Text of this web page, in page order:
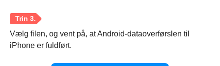
Vælg filen, og vent på, at Android-dataoverførslen til
iPhone er fuldført.